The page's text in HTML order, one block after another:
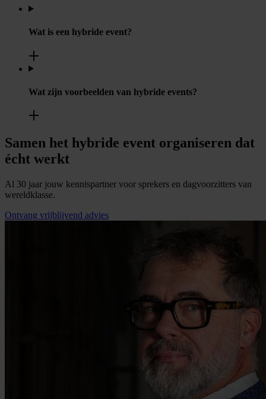
Wat is een hybride event?
Wat zijn voorbeelden van hybride events?
Samen het hybride event organiseren dat
écht werkt
Al 30 jaar jouw kennispartner voor sprekers en dagvoorzitters van
wereldklasse.
Ontvang vrijblijvend advies